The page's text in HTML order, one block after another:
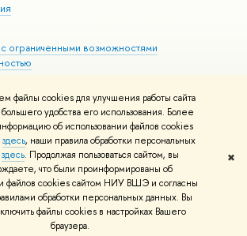
файлы cookies для улучшения работы сайта
удобства его использования. Более
об использовании файлов cookies
здесь, наши правила обработки персональных
здесь. Продолжая пользоваться сайтом, вы
что были проинформированы об
файлов cookies сайтом НИУ ВШЭ и согласны
обработки персональных данных. Вы
файлы cookies в настройках Вашего
браузера.
✖
ограниченными возможностями
Адреса и контакты Условия использования
конфиденциальности Карта сайта
Slab разработаны вШколе дизайна НИУ ВШЭ